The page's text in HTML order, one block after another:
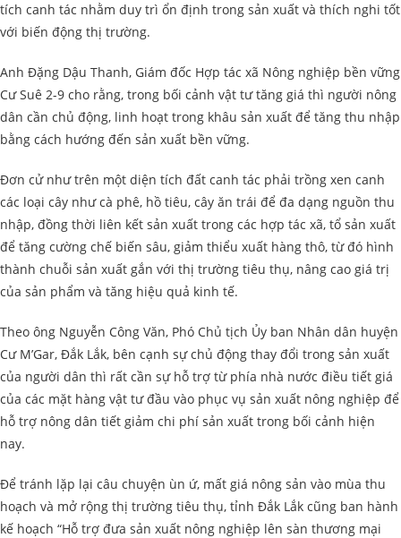
tích canh tác nhằm duy trì ổn định trong sản xuất và thích nghi tốt
với biến động thị trường.
Anh Đặng Dậu Thanh, Giám đốc Hợp tác xã Nông nghiệp bền vững
Cư Suê 2-9 cho rằng, trong bối cảnh vật tư tăng giá thì người nông
dân cần chủ động, linh hoạt trong khâu sản xuất để tăng thu nhập
bằng cách hướng đến sản xuất bền vững.
Đơn cử như trên một diện tích đất canh tác phải trồng xen canh
các loại cây như cà phê, hồ tiêu, cây ăn trái để đa dạng nguồn thu
nhập, đồng thời liên kết sản xuất trong các hợp tác xã, tổ sản xuất
để tăng cường chế biến sâu, giảm thiểu xuất hàng thô, từ đó hình
thành chuỗi sản xuất gắn với thị trường tiêu thụ, nâng cao giá trị
của sản phẩm và tăng hiệu quả kinh tế.
Theo ông Nguyễn Công Văn, Phó Chủ tịch Ủy ban Nhân dân huyện
Cư M’Gar, Đắk Lắk, bên cạnh sự chủ động thay đổi trong sản xuất
của người dân thì rất cần sự hỗ trợ từ phía nhà nước điều tiết giá
của các mặt hàng vật tư đầu vào phục vụ sản xuất nông nghiệp để
hỗ trợ nông dân tiết giảm chi phí sản xuất trong bối cảnh hiện
nay.
Để tránh lặp lại câu chuyện ùn ứ, mất giá nông sản vào mùa thu
hoạch và mở rộng thị trường tiêu thụ, tỉnh Đắk Lắk cũng ban hành
kế hoạch “Hỗ trợ đưa sản xuất nông nghiệp lên sàn thương mại